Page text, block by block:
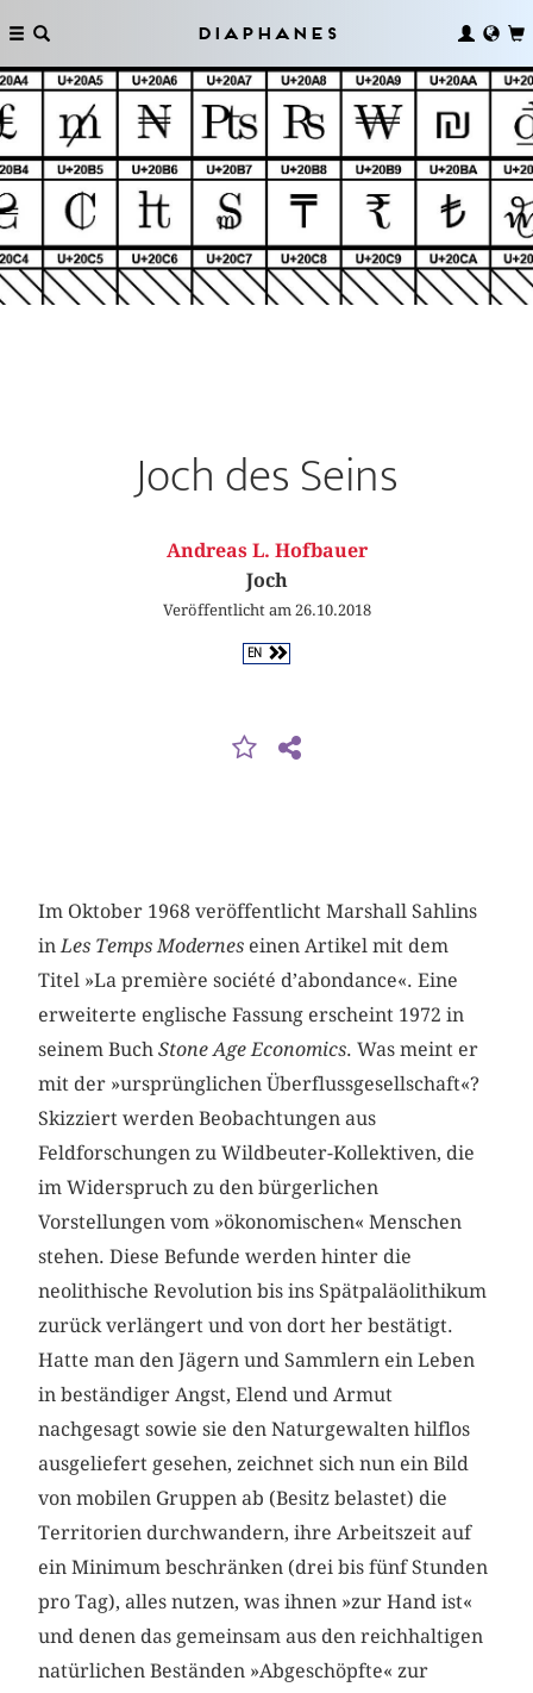
Diaphanes
Joch des Seins
Andreas L. Hofbauer
Joch
Veröffentlicht am 26.10.2018
EN
Im Oktober 1968 veröffentlicht Marshall Sahlins
inLes Temps Modernes einen Artikel mit dem
Titel »La première société d’abondance«. Eine
erweiterte englische Fassung erscheint 1972 in
seinem BuchStone Age Economics. Was meint er
mit der »ursprünglichen Überflussgesellschaft«?
Skizziert werden Beobachtungen aus
Feldforschungen zu Wildbeuter-Kollektiven, die
im Widerspruch zu den bürgerlichen
Vorstellungen vom »ökonomischen« Menschen
stehen. Diese Befunde werden hinter die
neolithische Revolution bis ins Spätpaläolithikum
zurück verlängert und von dort her bestätigt.
Hatte man den Jägern und Sammlern ein Leben
in beständiger Angst, Elend und Armut
nachgesagt sowie sie den Naturgewalten hilflos
ausgeliefert gesehen, zeichnet sich nun ein Bild
von mobilen Gruppen ab (Besitz belastet) die
Territorien durchwandern, ihre Arbeitszeit auf
ein Minimum beschränken (drei bis fünf Stunden
pro Tag), alles nutzen, was ihnen »zur Hand ist«
und denen das gemeinsam aus den reichhaltigen
natürlichen Beständen »Abgeschöpfte« zur